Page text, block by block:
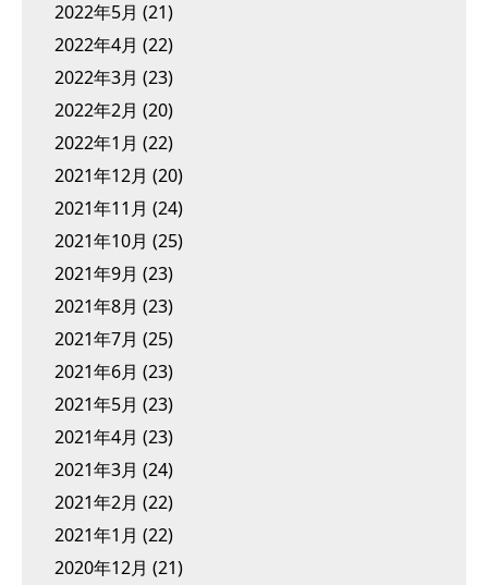
2022年5月 (21)
2022年4月 (22)
2022年3月 (23)
2022年2月 (20)
2022年1月 (22)
2021年12月 (20)
2021年11月 (24)
2021年10月 (25)
2021年9月 (23)
2021年8月 (23)
2021年7月 (25)
2021年6月 (23)
2021年5月 (23)
2021年4月 (23)
2021年3月 (24)
2021年2月 (22)
2021年1月 (22)
2020年12月 (21)